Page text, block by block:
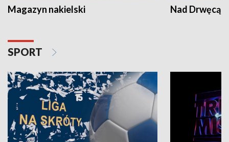
Magazyn nakielski Nad Drwęcą
SPORT